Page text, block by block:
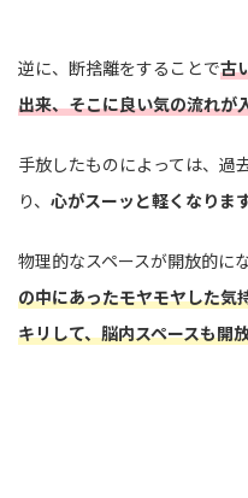
逆に、断捨離をすることで古
出来、そこに良い気の流れが
手放したものによっては、過
り、 心がスーッと軽くなりま
物理的なスペースが開放的に
の中にあったモヤモヤした気
キリして、脳内スペースも開